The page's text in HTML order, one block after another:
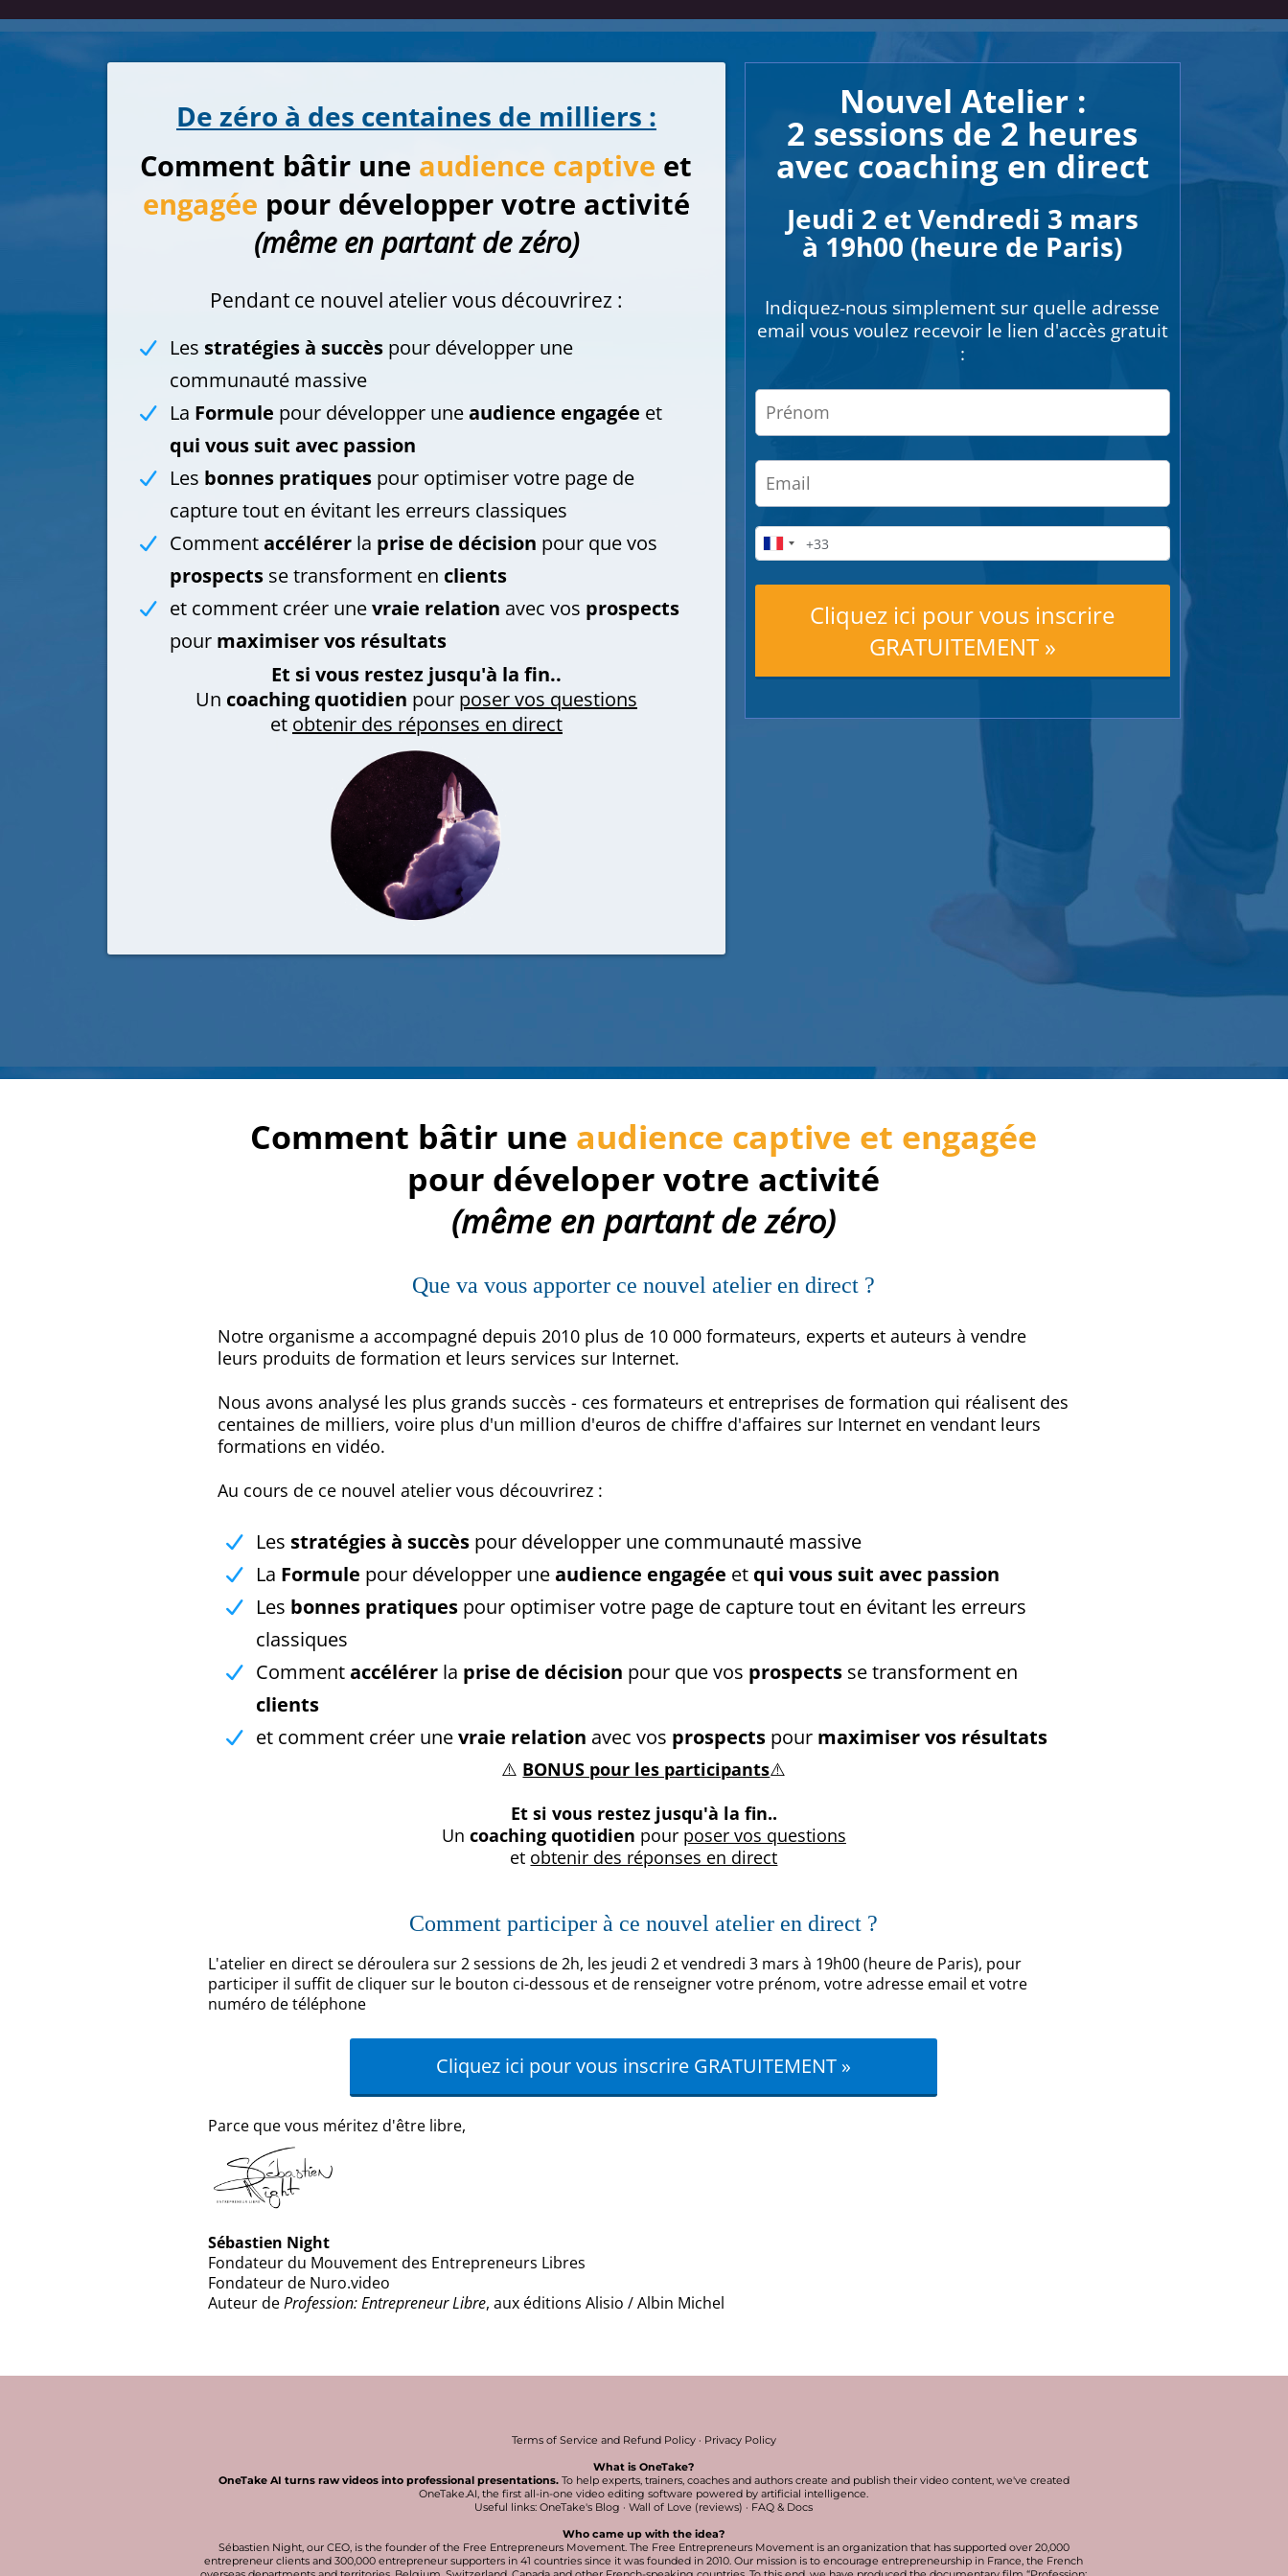
De zéro à des centaines de milliers :
Comment bâtir une audience captive et
engagée pour développer votre activité
(même en partant de zéro)
Pendant ce nouvel atelier vous découvrirez :
Les stratégies à succès pour développer une
communauté massive
La Formule pour développer uneaudience engagée et
qui vous suit avec passion
Les bonnes pratiques pour optimiser votre page de
capture tout en évitant les erreurs classiques
Commentaccélérer la prise de décision pour que vos
prospects se transforment en clients
et comment créer unevraie relation avec vos prospects
pour maximiser vos résultats
Et si vous restez jusqu'à la fin..
Un coaching quotidien pour poser vos questions
et obtenir des réponses en direct
Nouvel Atelier :
2 sessions de 2 heures
avec coaching en direct
Jeudi 2 et Vendredi 3 mars
à 19h00 (heure de Paris)
Indiquez-nous simplement sur quelle adresse
email vous voulez recevoir le lien d'accès gratuit
:
Cliquez ici pour vous inscrire
GRATUITEMENT »
Comment bâtir une audience captive et engagée
pour déveloper votre activité
(même en partant de zéro)
Que va vous apporter ce nouvel atelier en direct ?
Notre organisme a accompagné depuis 2010 plus de 10 000 formateurs, experts et auteurs à vendre
leurs produits de formation et leurs services sur Internet.
Nous avons analysé les plus grands succès - ces formateurs et entreprises de formation qui réalisent des
centaines de milliers, voire plus d'un million d'euros de chiffre d'affaires sur Internet en vendant leurs
formations en vidéo.
Au cours de ce nouvel atelier vous découvrirez :
Les stratégies à succès pour développer une communauté massive
La Formule pour développer uneaudience engagée et qui vous suit avec passion
Les bonnes pratiques pour optimiser votre page de capture tout en évitant les erreurs
classiques
Commentaccélérer la prise de décision pour que vos prospects se transforment en
clients
et comment créer unevraie relation avec vos prospects pour maximiser vos résultats
⚠️ BONUS pour les participants⚠️
Et si vous restez jusqu'à la fin..
Un coaching quotidien pour poser vos questions
et obtenir des réponses en direct
Comment participer à ce nouvel atelier en direct ?
L'atelier en direct se déroulera sur 2 sessions de 2h, les jeudi 2 et vendredi 3 mars à 19h00 (heure de Paris), pour
participer il suffit de cliquer sur le bouton ci-dessous et de renseigner votre prénom, votre adresse email et votre
numéro de téléphone
Cliquez ici pour vous inscrire GRATUITEMENT »
Parce que vous méritez d'être libre,
Sébastien Night
Fondateur du Mouvement des Entrepreneurs Libres
Fondateur de Nuro.video
Auteur deProfession: Entrepreneur Libre, aux éditions Alisio / Albin Michel
Terms of Service and Refund Policy· Privacy Policy
What is OneTake?
OneTake AI turns raw videos into professional presentations. To help experts, trainers, coaches and authors create and publish their video content, we've created
OneTake.AI, the first all-in-one video editing software powered by artificial intelligence.
Useful links:OneTake's Blog ·Wall of Love (reviews) · FAQ & Docs
Who came up with the idea?
Sébastien Night, our CEO, is the founder of the Free Entrepreneurs Movement. The Free Entrepreneurs Movement is an organization that has supported over 20,000
entrepreneur clients and 300,000 entrepreneur supporters in 41 countries since it was founded in 2010. Our mission is to encourage entrepreneurship in France, the French